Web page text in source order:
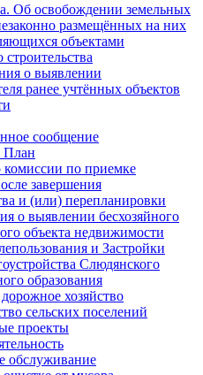
Об освобождении земельных
размещённых на них
объектами
строительства
о выявлении
ранее учтённых объектов
сообщение
План
по приемке
завершения
и (или) перепланировки
о выявлении бесхозяйного
объекта недвижимости
и Застройки
Слюдянского
образования
хозяйство
сельских поселений
проекты
обслуживание